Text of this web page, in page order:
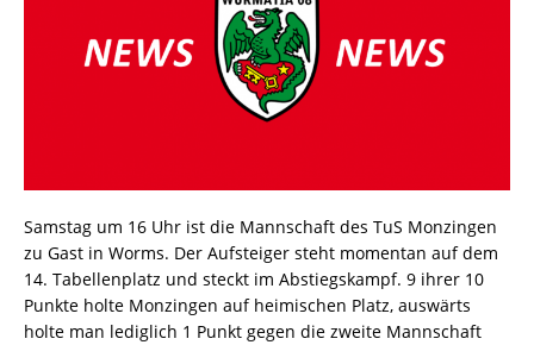
Samstag um 16 Uhr ist die Mannschaft des TuS Monzingen
zu Gast in Worms. Der Aufsteiger steht momentan auf dem
14. Tabellenplatz und steckt im Abstiegskampf. 9 ihrer 10
Punkte holte Monzingen auf heimischen Platz, auswärts
holte man lediglich 1 Punkt gegen die zweite Mannschaft